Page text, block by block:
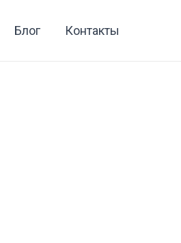
Блог Контакты